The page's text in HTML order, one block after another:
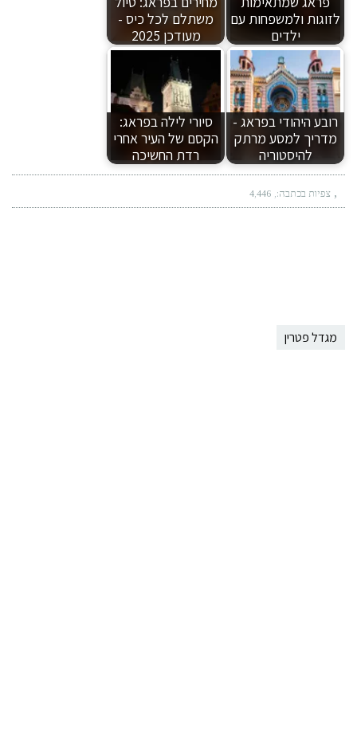
לזוגות ולמשפחות עם
ילדים
משתלם לכל כיס -
מעודכן 2025
רובע היהודי בפראג -
מדריך למסע מרתק
להיסטוריה
סיורי לילה בפראג:
הקסם של העיר אחרי
רדת החשיכה
צפיות בכתבה: 4,446
מגדל פטרין